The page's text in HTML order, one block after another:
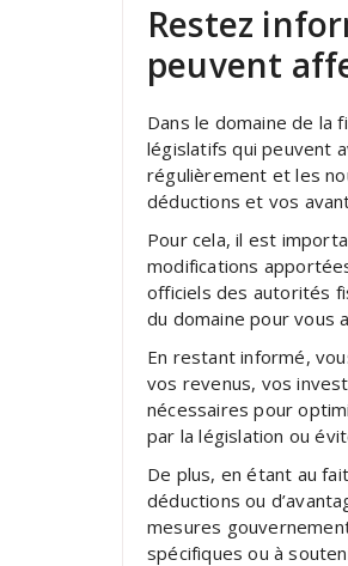
Restez
peuvent
Dans le domaine de la
législatifs qui peuvent
régulièrement et les
déductions et vos
Pour cela, il est
modifications
officiels des autorités
du domaine pour vous
En restant informé,
vos revenus, vos
nécessaires pour
par la législation ou
De plus, en étant au
déductions ou
mesures
spécifiques ou à